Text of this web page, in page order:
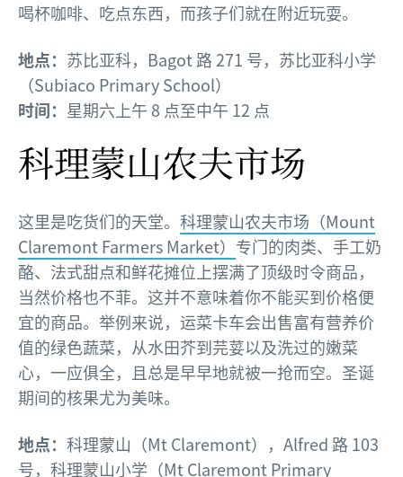
喝杯咖啡、吃点东西，而孩子们就在附近玩耍。
地点： 苏比亚科，Bagot 路 271 号，苏比亚科小学
（Subiaco Primary School）
时间： 星期六上午 8 点至中午 12 点
科理蒙山农夫市场
这里是吃货们的天堂。 科理蒙山农夫市场（Mount
Claremont Farmers Market） 专门的肉类、手工奶
酪、法式甜点和鲜花摊位上摆满了顶级时令商品，
当然价格也不菲。这并不意味着你不能买到价格便
宜的商品。举例来说，运菜卡车会出售富有营养价
值的绿色蔬菜，从水田芥到芫荽以及洗过的嫩菜
心，一应俱全，且总是早早地就被一抢而空。圣诞
期间的核果尤为美味。
地点： 科理蒙山（Mt Claremont），Alfred 路 103
号，科理蒙山小学（Mt Claremont Primary